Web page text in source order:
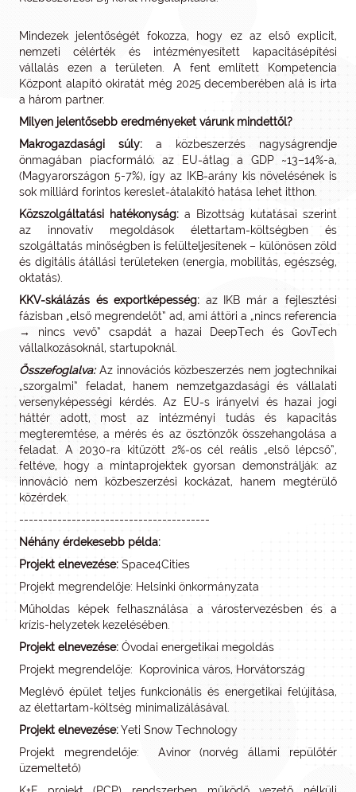
Mindezek jelentőségét fokozza, hogy ez az első explicit,
nemzeti célérték és intézményesített kapacitásépítési
vállalás ezen a területen. A fent említett Kompetencia
Központ alapító okiratát még 2025 decemberében alá is írta
a három partner.
Milyen jelentősebb eredményeket várunk mindettől?
Makrogazdasági súly: a közbeszerzés nagyságrendje
önmagában piacformáló; az EU‑átlag a GDP ~13–14%-a,
(Magyarországon 5-7%), így az IKB‑arány kis növelésének is
sok milliárd forintos kereslet‑átalakító hatása lehet itthon.
Közszolgáltatási hatékonyság: a Bizottság kutatásai szerint
az innovatív megoldások élettartam‑költségben és
szolgáltatás minőségben is felülteljesítenek – különösen zöld
és digitális átállási területeken (energia, mobilitás, egészség,
oktatás).
KKV‑skálázás és exportképesség: az IKB már a fejlesztési
fázisban „első megrendelőt” ad, ami áttöri a „nincs referencia
→ nincs vevő” csapdát a hazai DeepTech és GovTech
vállalkozásoknál, startupoknál.
Összefoglalva:Az innovációs közbeszerzés nem jogtechnikai
„szorgalmi” feladat, hanem nemzetgazdasági és vállalati
versenyképességi kérdés. Az EU‑s irányelvi és hazai jogi
háttér adott, most az intézményi tudás és kapacitás
megteremtése, a mérés és az ösztönzők összehangolása a
feladat. A 2030‑ra kitűzött 2%‑os cél reális „első lépcső”,
feltéve, hogy a mintaprojektek gyorsan demonstrálják: az
innováció nem közbeszerzési kockázat, hanem megtérülő
közérdek.
----------------------------------------
Néhány érdekesebb példa:
Projekt elnevezése: Space4Cities
Projekt megrendelője: Helsinki önkormányzata
Műholdas képek felhasználása a várostervezésben és a
krízis-helyzetek kezelésében.
Projekt elnevezése: Óvodai energetikai megoldás
Projekt megrendelője: Koprovinica város, Horvátország
Meglévő épület teljes funkcionális és energetikai felújítása,
az élettartam‑költség minimalizálásával.
Projekt elnevezése:Yeti Snow Technology
Projekt megrendelője: Avinor (norvég állami repülőtér
üzemeltető)